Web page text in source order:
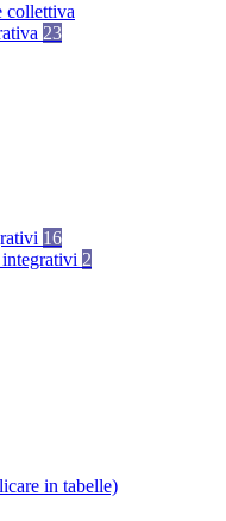
collettiva
23
16
2
in tabelle)